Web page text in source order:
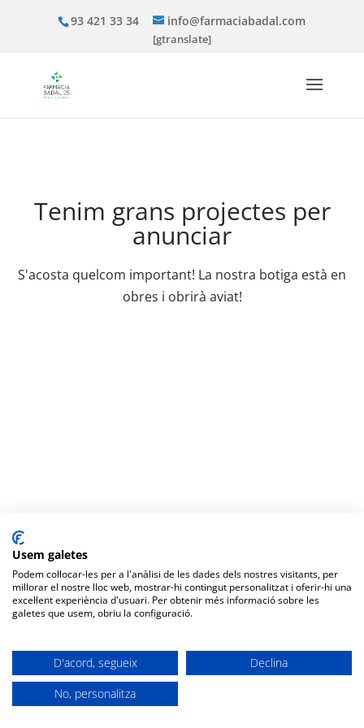
93 421 33 34 info@farmaciabadal.com
[gtranslate]
Tenim grans projectes per
anunciar
S'acosta quelcom important! La nostra botiga està en
obres i obrirà aviat!
Usem galetes
Podem col·locar-les per a l'anàlisi de les dades dels nostres visitants, per
millorar el nostre lloc web, mostrar-hi contingut personalitzat i oferir-hi una
excel·lent experiència d'usuari. Per obtenir més informació sobre les
galetes que usem, obriu la configuració.
D'acord, segueix
Declina
No, personalitza